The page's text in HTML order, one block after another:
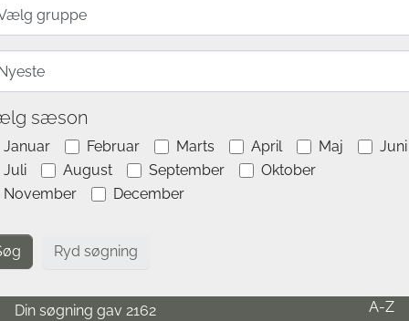
Ryd søgning
sæson
Januar Februar Marts April Maj
Juni
Juli
August September
Oktober
November
December
Din søgning gav 2162
A-Z